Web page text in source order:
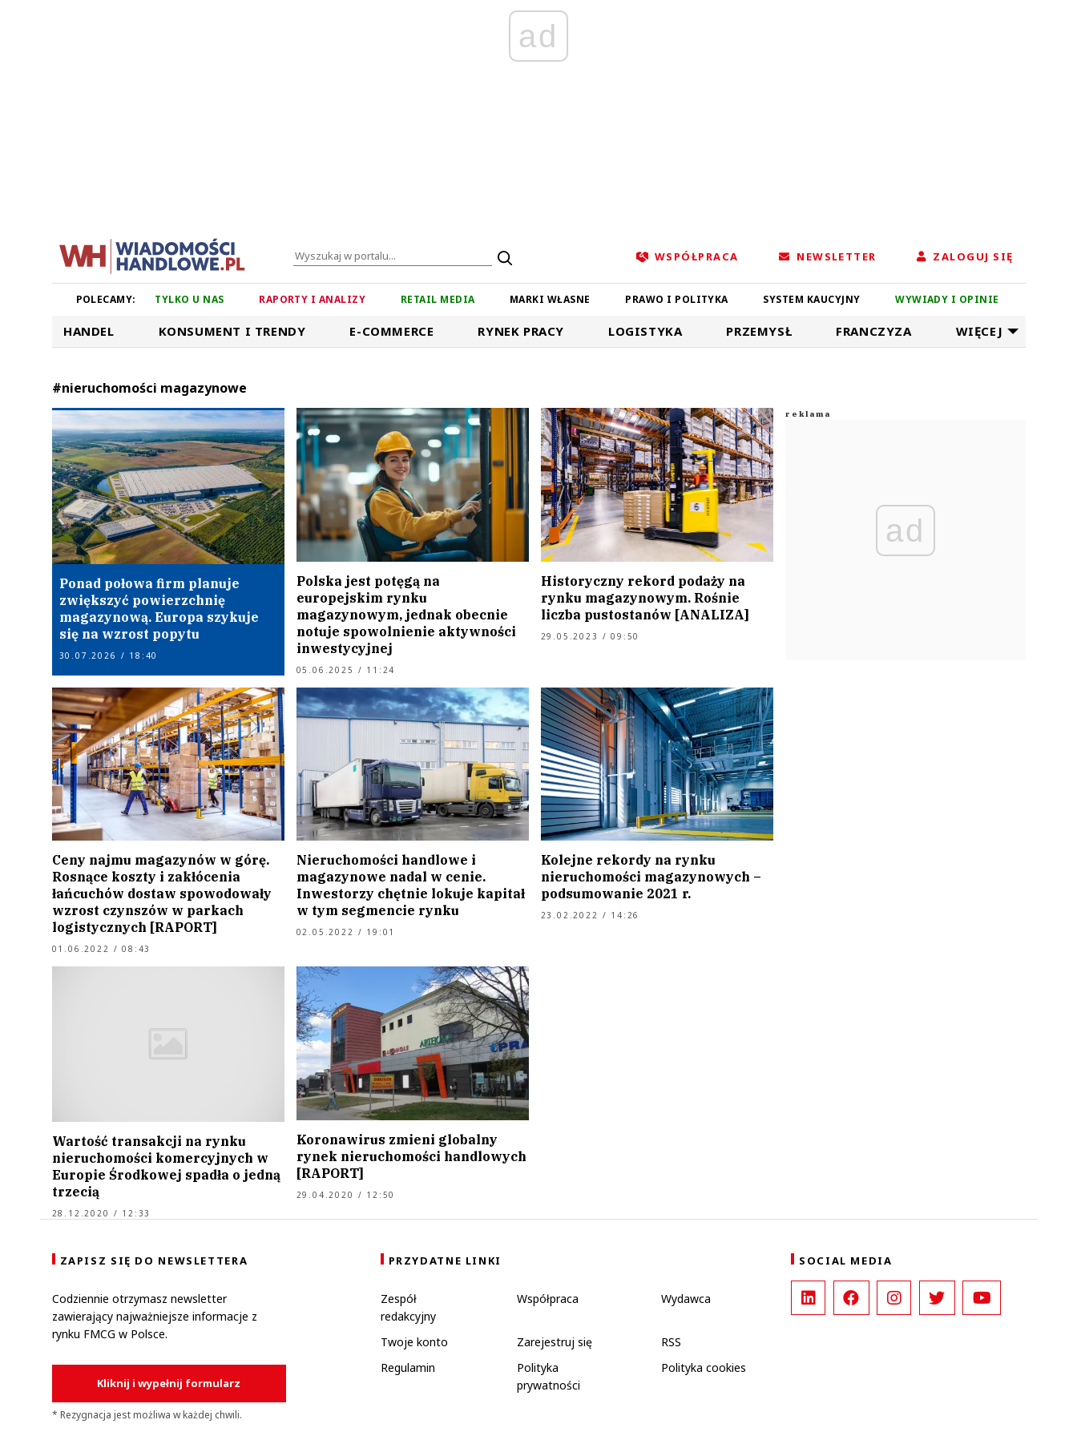
ad
WSPÓŁPRACA NEWSLETTER ZALOGUJ SIĘ
POLECAMY: TYLKO U NAS RAPORTY I ANALIZY RETAIL MEDIA MARKI WŁASNE PRAWO I POLITYKA SYSTEM KAUCYJNY WYWIADY I OPINIE
HANDEL KONSUMENT I TRENDY E-COMMERCE RYNEK PRACY LOGISTYKA PRZEMYSŁ FRANCZYZA WIĘCEJ
#nieruchomości magazynowe
Ponad połowa firm planuje
zwiększyć powierzchnię
magazynową. Europa szykuje
się na wzrost popytu
30.07.2026 / 18:40
Polska jest potęgą na
europejskim rynku
magazynowym, jednak obecnie
notuje spowolnienie aktywności
inwestycyjnej
05.06.2025 / 11:24
Historyczny rekord podaży na
rynku magazynowym. Rośnie
liczba pustostanów [ANALIZA]
29.05.2023 / 09:50
Ceny najmu magazynów w górę.
Rosnące koszty i zakłócenia
łańcuchów dostaw spowodowały
wzrost czynszów w parkach
logistycznych [RAPORT]
01.06.2022 / 08:43
Nieruchomości handlowe i
magazynowe nadal w cenie.
Inwestorzy chętnie lokuje kapitał
w tym segmencie rynku
02.05.2022 / 19:01
Kolejne rekordy na rynku
nieruchomości magazynowych –
podsumowanie 2021 r.
23.02.2022 / 14:26
Wartość transakcji na rynku
nieruchomości komercyjnych w
Europie Środkowej spadła o jedną
trzecią
28.12.2020 / 12:33
Koronawirus zmieni globalny
rynek nieruchomości handlowych
[RAPORT]
29.04.2020 / 12:50
ad
ZAPISZ SIĘ DO NEWSLETTERA
Codziennie otrzymasz newsletter
zawierający najważniejsze informacje z
rynku FMCG w Polsce.
Kliknij i wypełnij formularz
* Rezygnacja jest możliwa w każdej chwili.
PRZYDATNE LINKI
Zespół
redakcyjny
Współpraca Wydawca
Twoje konto Zarejestruj się
RSS
Regulamin
Polityka
prywatności
Polityka cookies
SOCIAL MEDIA